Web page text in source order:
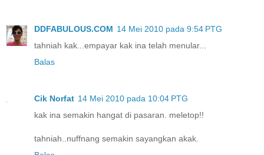
DDFABULOUS.COM 14 Mei 2010 pada 9:54 PTG
tahniah kak...empayar kak ina telah menular...
Balas
Cik Norfat 14 Mei 2010 pada 10:04 PTG
kak ina semakin hangat di pasaran. meletop!!
tahniah..nuffnang semakin sayangkan akak.